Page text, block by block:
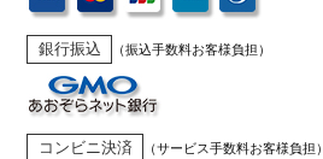
銀行振込 （振込手数料お客様負担）
コンビニ決済 （サービス手数料お客様負担）